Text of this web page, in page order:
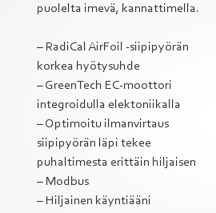
puolelta imevä, kannattimella.
– RadiCal AirFoil -siipipyörän
korkea hyötysuhde
– GreenTech EC-moottori
integroidulla elektoniikalla
– Optimoitu ilmanvirtaus
siipipyörän läpi tekee
puhaltimesta erittäin hiljaisen
– Modbus
– Hiljainen käyntiääni